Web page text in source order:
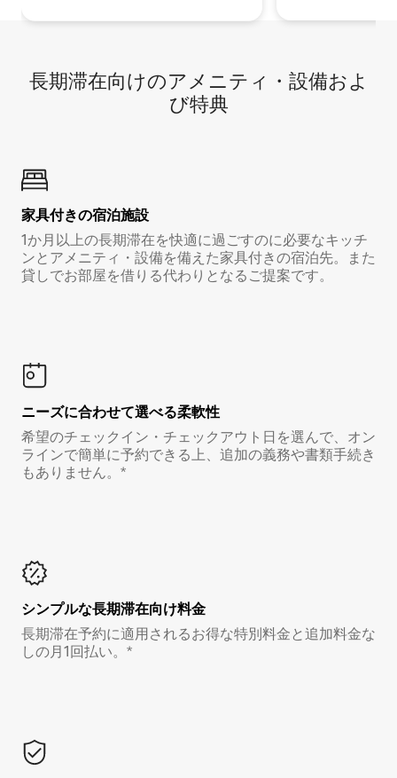
長期滞在向け⁠のア⁠メ⁠ニ⁠テ⁠ィ⁠・設⁠備⁠およ
び特⁠典
家具付き⁠の宿⁠泊⁠施⁠設
1か月以上の長期滞在を快適に過ごすのに必要なキッチ
ンとアメニティ・設備を備えた家具付きの宿泊先。また
貸しでお部屋を借りる代わりとなるご提案です。
ニーズに合わせて選べる柔軟性
希望のチェックイン・チェックアウト日を選んで、オン
ラインで簡単に予約できる上、追加の義務や書類手続き
もありません。*
シンプルな長期滞在向け料金
長期滞在予約に適用されるお得な特別料金と追加料金な
しの月1回払い。*